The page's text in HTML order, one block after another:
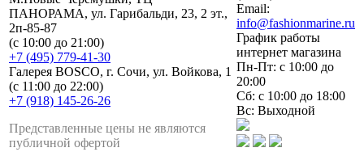
ПАНОРАМА, ул. Гарибальди, 23, 2 эт.,
2п-85-87
(с 10:00 до 21:00)
+7 (495) 779-41-30
Галерея BOSCO, г. Сочи, ул. Войкова, 1
(с 11:00 до 22:00)
+7 (918) 145-26-26
Представленные цены не являются
публичной офертой
Email:
info@fashionmarine.ru
График работы
интернет магазина
Пн-Пт: с 10:00 до
20:00
Сб: с 10:00 до 18:00
Вс: Выходной